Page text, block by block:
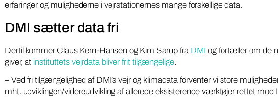
erfaringer og mulighederne i vejrstationernes mange forskellige data.
DMI sætter data fri
Dertil kommer Claus Kern-Hansen og Kim Sarup fra DMI og fortæller om de
giver, at instituttets vejrdata bliver frit tilgængelige.
– Ved fri tilgængelighed af DMI’s vejr og klimadata forventer vi store
mht. udviklingen/videreudvikling af allerede eksisterende værktøjer rettet mod